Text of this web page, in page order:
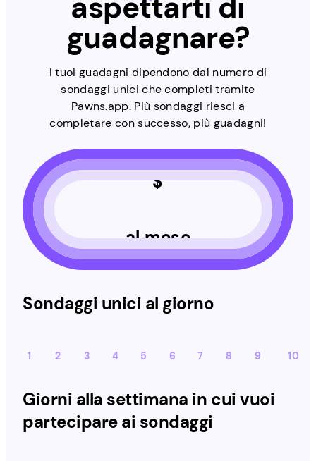
guadagnare?
I tuoi guadagni dipendono dal numero di
sondaggi unici che completi tramite
Pawns.app. Più sondaggi riesci a
completare con successo, più guadagni!
$
al mese
Sondaggi unici al giorno
1 2 3 4 5 6 7 8 9 10
Giorni alla settimana in cui vuoi
partecipare ai sondaggi